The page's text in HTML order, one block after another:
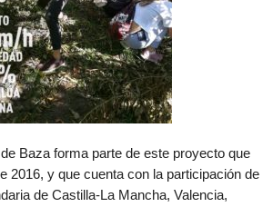
Baza forma parte de este proyecto que
2016, y que cuenta con la participación de
de Castilla-La Mancha, Valencia,